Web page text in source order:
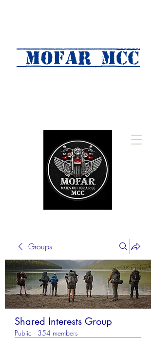
MOFAR mcc
Groups
Shared Interests Group
Public · 354 members